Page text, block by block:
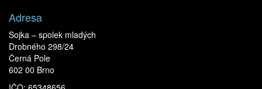
Adresa
Sojka – spolek mladých
Drobného 298/24
Černá Pole
602 00 Brno